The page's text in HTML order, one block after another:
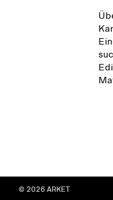
© 2026 ARKET